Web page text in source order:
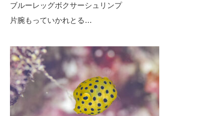
ブルーレッグボクサーシュリンプ
片腕もっていかれとる…